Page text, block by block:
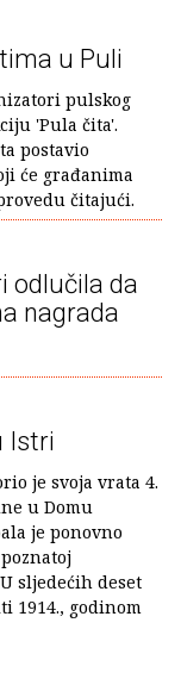
u Puli
pulskog
'Pula čita'.
postavio
će građanima
čitajući.
odlučila da
nagrada
Istri
je svoja vrata 4.
u Domu
je ponovno
sljedećih deset
1914., godinom